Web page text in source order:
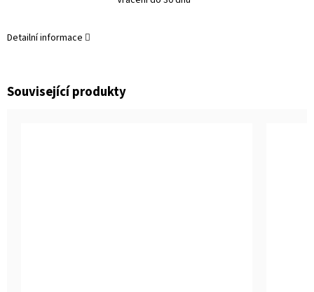
Detailní informace
Související produkty